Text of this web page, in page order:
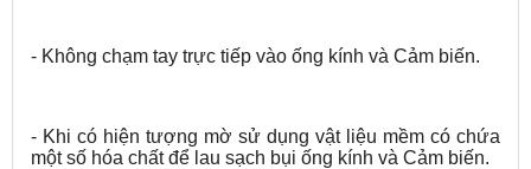
- Không chạm tay trực tiếp vào ống kính và Cảm biến.
- Khi có hiện tượng mờ sử dụng vật liệu mềm có chứa
một số hóa chất để lau sạch bụi ống kính và Cảm biến.